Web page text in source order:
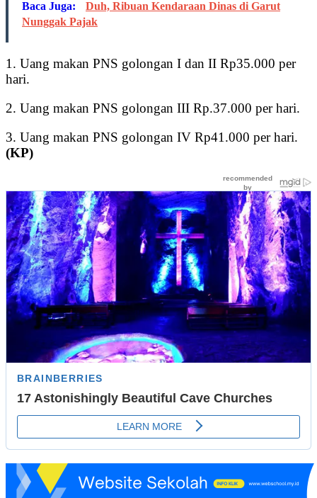
Baca Juga:
Duh, Ribuan Kendaraan Dinas di Garut
Nunggak Pajak
1. Uang makan PNS golongan I dan II Rp35.000 per
hari.
2. Uang makan PNS golongan III Rp.37.000 per hari.
3. Uang makan PNS golongan IV Rp41.000 per hari.
(KP)